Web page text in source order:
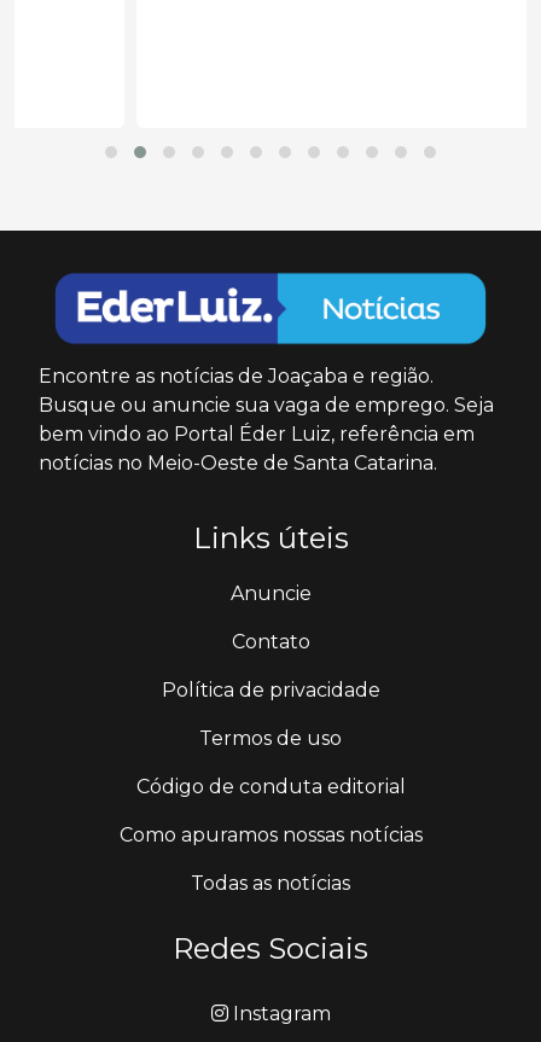
Encontre as notícias de Joaçaba e região.
Busque ou anuncie sua vaga de emprego. Seja
bem vindo ao Portal Éder Luiz, referência em
notícias no Meio-Oeste de Santa Catarina.
Links úteis
Anuncie
Contato
Política de privacidade
Termos de uso
Código de conduta editorial
Como apuramos nossas notícias
Todas as notícias
Redes Sociais
Instagram